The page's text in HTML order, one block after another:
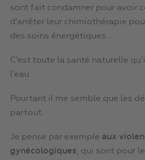
sont fait condamner pour avoir
d’arrêter leur chimiothérapie
des soins énergétiques…
C’est toute la santé naturelle
l’eau.
Pourtant il me semble que les
partout.
Je pense par exemple aux
gynécologiques, qui sont pour